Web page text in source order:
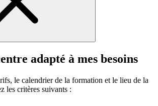
adapté à mes besoins
le calendrier de la formation et le lieu de la
les critères suivants :